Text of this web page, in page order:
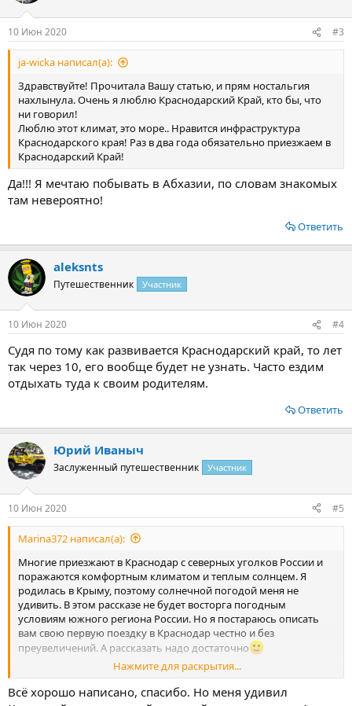
10 Июн 2020 #3
ja-wicka написал(а):
Здравствуйте! Прочитала Вашу статью, и прям ностальгия
нахлынула. Очень я люблю Краснодарский Край, кто бы, что
ни говорил!
Люблю этот климат, это море.. Нравится инфраструктура
Краснодарского края! Раз в два года обязательно приезжаем в
Краснодарский Край!
Да!!! Я мечтаю побывать в Абхазии, по словам знакомых
там невероятно!
Ответить
aleksnts
Путешественник Участник
10 Июн 2020 #4
Судя по тому как развивается Краснодарский край, то лет
так через 10, его вообще будет не узнать. Часто ездим
отдыхать туда к своим родителям.
Ответить
Юрий Иваныч
Заслуженный путешественник Участник
10 Июн 2020 #5
Marina372 написал(а):
Многие приезжают в Краснодар с северных уголков России и
поражаются комфортным климатом и теплым солнцем. Я
родилась в Крыму, поэтому солнечной погодой меня не
удивить. В этом рассказе не будет восторга погодным
условиям южного региона России. Но я постараюсь описать
вам свою первую поездку в Краснодар честно и без
преувеличений. А рассказать надо достаточно
Впервые мы с подругой отправились в Краснодар летом 2019
года. Ехать решили на маршрутном такси, потому что тратить
Нажмите для раскрытия...
Всё хорошо написано, спасибо. Но меня удивил